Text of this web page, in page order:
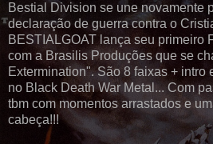
Bestial Division se une novamente
declaração de guerra contra o
BESTIALGOAT lança seu primeiro
com a Brasilis Produções que se
Extermination". São 8 faixas + intro
no Black Death War Metal... Com
tbm com momentos arrastados e
cabeça!!!